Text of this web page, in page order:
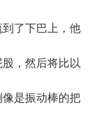
了下巴上，他
，然后将比以
是振动棒的把